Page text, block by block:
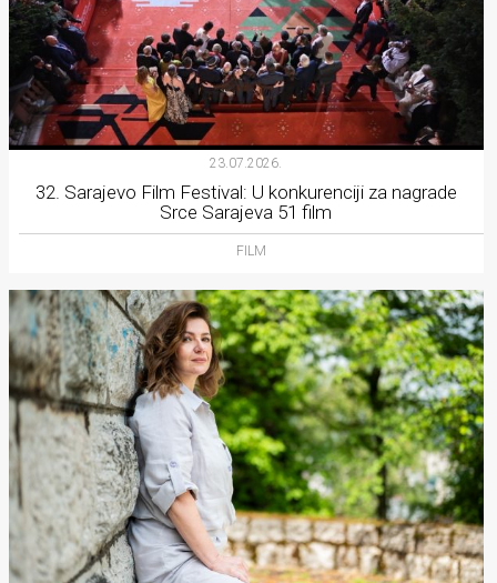
23.07.2026.
32. Sarajevo Film Festival: U konkurenciji za nagrade
Srce Sarajeva 51 film
FILM